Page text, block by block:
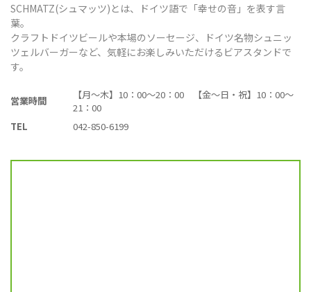
SCHMATZ(シュマッツ)とは、ドイツ語で「幸せの音」を表す言
葉。
クラフトドイツビールや本場のソーセージ、ドイツ名物シュニッ
ツェルバーガーなど、気軽にお楽しみいただけるビアスタンドで
す。
営業時間
【月～木】10：00～20：00 【金～日・祝】10：00～
21：00
TEL
042-850-6199